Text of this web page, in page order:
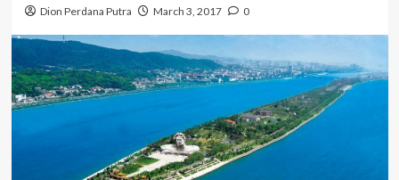
Dion Perdana Putra March 3, 2017 0